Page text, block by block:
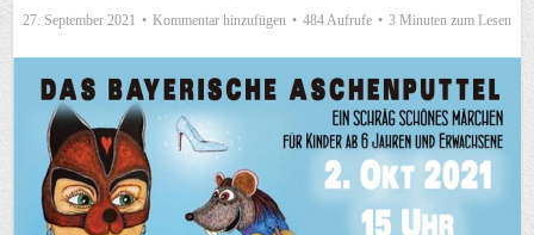
27. September 2021 Kommentar hinzufügen 484 Aufrufe 3 Minuten zum Lesen